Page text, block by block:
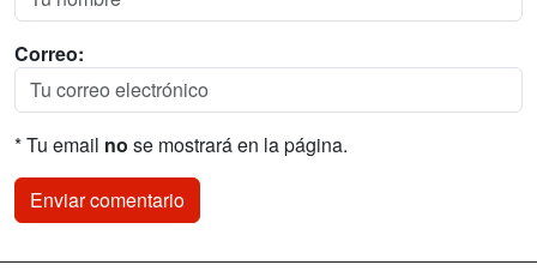
Correo:
* Tu email no se mostrará en la página.